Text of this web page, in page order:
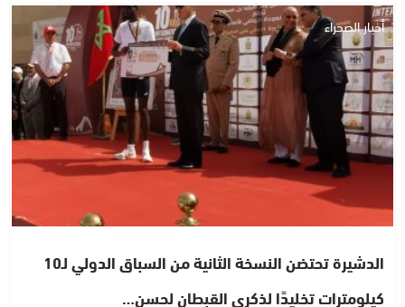
أخبار الصحراء
الدشيرة تحتضن النسخة الثانية من السباق الدولي لـ10
كيلومترات تخليدًا لذكرى القبطان لحسن…